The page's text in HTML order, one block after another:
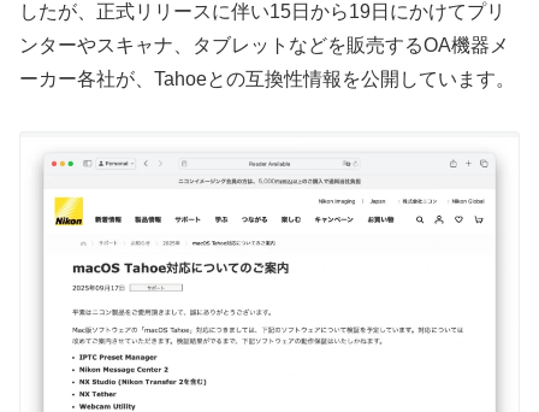
したが、正式リリースに伴い15日から19日にかけてプリ
ンターやスキャナ、タブレットなどを販売するOA機器メ
ーカー各社が、Tahoeとの互換性情報を公開しています。